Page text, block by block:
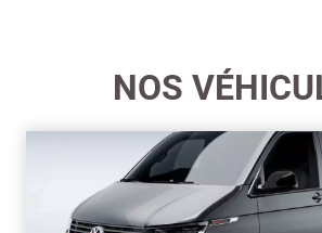
NOS